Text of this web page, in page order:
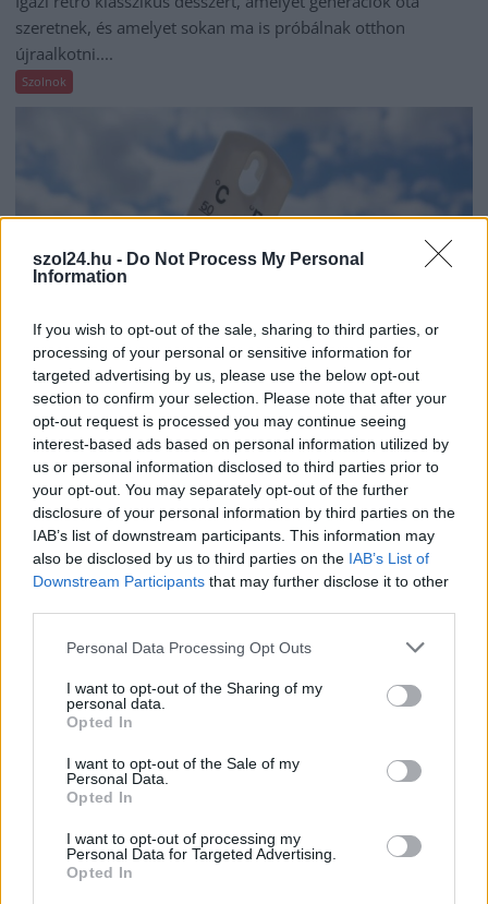
szol24.hu - Do Not Process My Personal
Information
If you wish to opt-out of the sale, sharing to third parties, or
processing of your personal or sensitive information for
targeted advertising by us, please use the below opt-out
section to confirm your selection. Please note that after your
opt-out request is processed you may continue seeing
interest-based ads based on personal information utilized by
us or personal information disclosed to third parties prior to
your opt-out. You may separately opt-out of the further
disclosure of your personal information by third parties on the
IAB’s list of downstream participants. This information may
also be disclosed by us to third parties on the IAB’s List of
Downstream Participants that may further disclose it to other
Please note that this website/app uses one or more Google
not limited to your visit or usage behaviour. You may click to
grant or deny consent to Google and its third-party tags to
use your data for below specified purposes in below Google
consent section.
Personal Data Processing Opt Outs
I want to opt-out of the Sharing of my
personal data.
Opted In
I want to opt-out of the Sale of my
Personal Data.
Opted In
I want to opt-out of processing my
Personal Data for Targeted Advertising.
Opted In
szeretnek, és amelyet sokan ma is próbálnak otthon
újraalkotni....
Szolnok
2026.08.07. Horváth Zsolt
41 fok fölé forrósodott az ország, Szolnokon pedig
egy másik rekord is megdőlt
Nem mindennapi adatokat rögzítettek a meteorológiai
állomások csütörtökön: több településen is olyan értékek
születtek, amelyek átírták...
Szolnok